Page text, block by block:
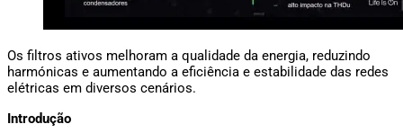
Os filtros ativos melhoram a qualidade da energia, reduzindo
harmónicas e aumentando a eficiência e estabilidade das redes
elétricas em diversos cenários.
Introdução